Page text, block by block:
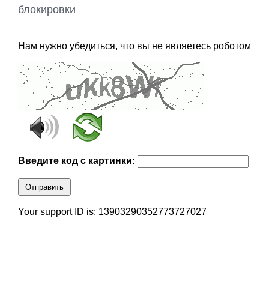
блокировки
Нам нужно убедиться, что вы не являетесь роботом
Введите код с картинки:
Отправить
Your support ID is: 13903290352773727027